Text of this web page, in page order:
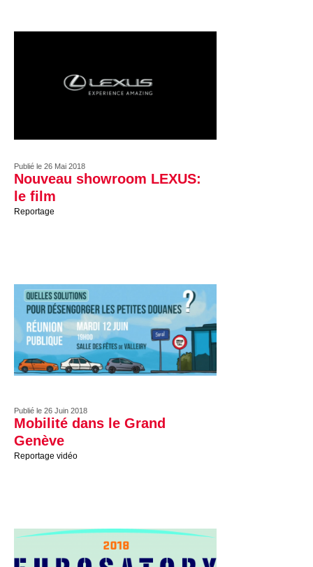
Publié le 26 Mai 2018
Nouveau showroom LEXUS:
le film
Reportage
Publié le 26 Juin 2018
Mobilité dans le Grand
Genève
Reportage vidéo